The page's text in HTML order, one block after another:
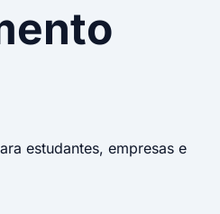
estudantes, empresas e